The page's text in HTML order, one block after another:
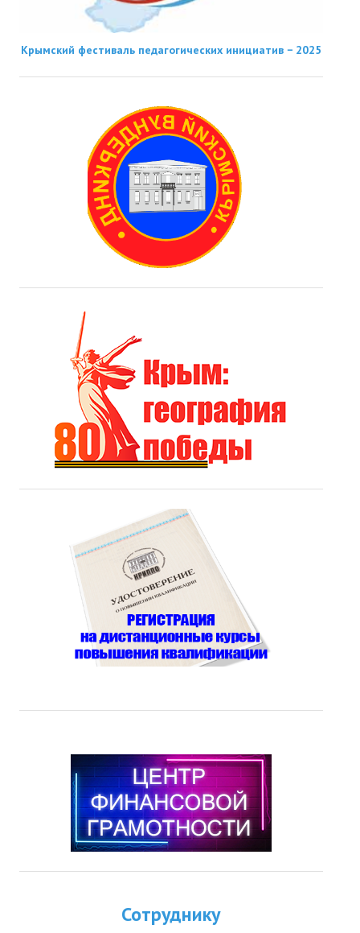
Крымский фестиваль педагогических инициатив − 2025
Сотруднику